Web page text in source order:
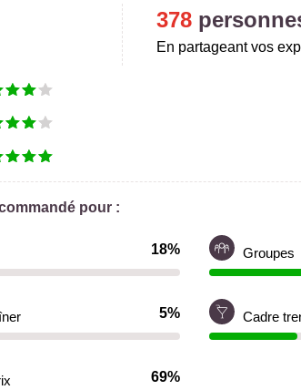
378
En partageant vos
pour :
18% Groupes
5% Cadre
69%